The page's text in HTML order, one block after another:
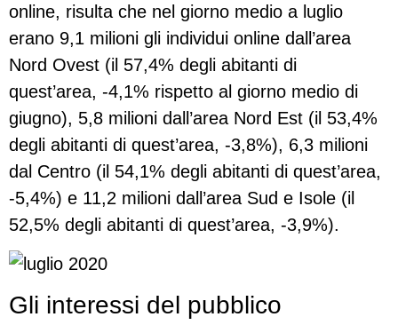
online, risulta che nel giorno medio a luglio
erano 9,1 milioni gli individui online dall’area
Nord Ovest (il 57,4% degli abitanti di
quest’area, -4,1% rispetto al giorno medio di
giugno), 5,8 milioni dall’area Nord Est (il 53,4%
degli abitanti di quest’area, -3,8%), 6,3 milioni
dal Centro (il 54,1% degli abitanti di quest’area,
-5,4%) e 11,2 milioni dall’area Sud e Isole (il
52,5% degli abitanti di quest’area, -3,9%).
Gli interessi del pubblico